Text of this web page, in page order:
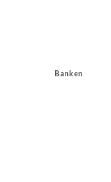
Banken